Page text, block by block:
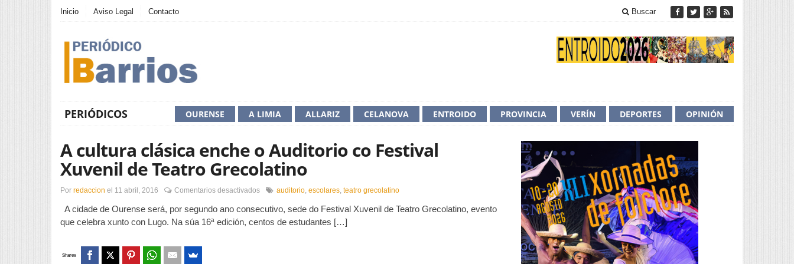
Inicio Aviso Legal Contacto Buscar
PERIÓDICOS OPINIÓN
DEPORTES
VERÍN
PROVINCIA
ENTROIDO
CELANOVA
ALLARIZ
A LIMIA
OURENSE
A cultura clásica enche o Auditorio co Festival
Xuvenil de Teatro Grecolatino
Por redaccion el 11 abril, 2016 Comentarios desactivadosen
cultura
clásica
auditorio escolares teatro grecolatino
A cidade de Ourense será, por segundo ano consecutivo, sede do Festival Xuvenil de Teatro Grecolatino, evento
que celebra xunto con Lugo. Na súa 16ª edición, centos de estudantes […]
Shares